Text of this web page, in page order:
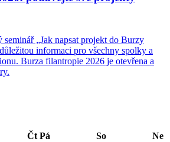
seminář „Jak napsat projekt do Burzy
informaci pro všechny spolky a
Burza filantropie 2026 je otevřena a
Čt Pá So Ne